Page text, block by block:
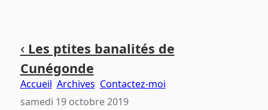
contenu
principal
menu
principal
‹ Les ptites banalités de
Cunégonde
Accueil Archives Contactez-moi
samedi 19 octobre 2019